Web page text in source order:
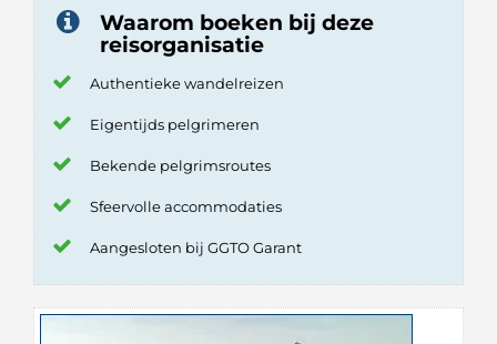
Waarom boeken bij deze
reisorganisatie
Authentieke wandelreizen
Eigentijds pelgrimeren
Bekende pelgrimsroutes
Sfeervolle accommodaties
Aangesloten bij GGTO Garant